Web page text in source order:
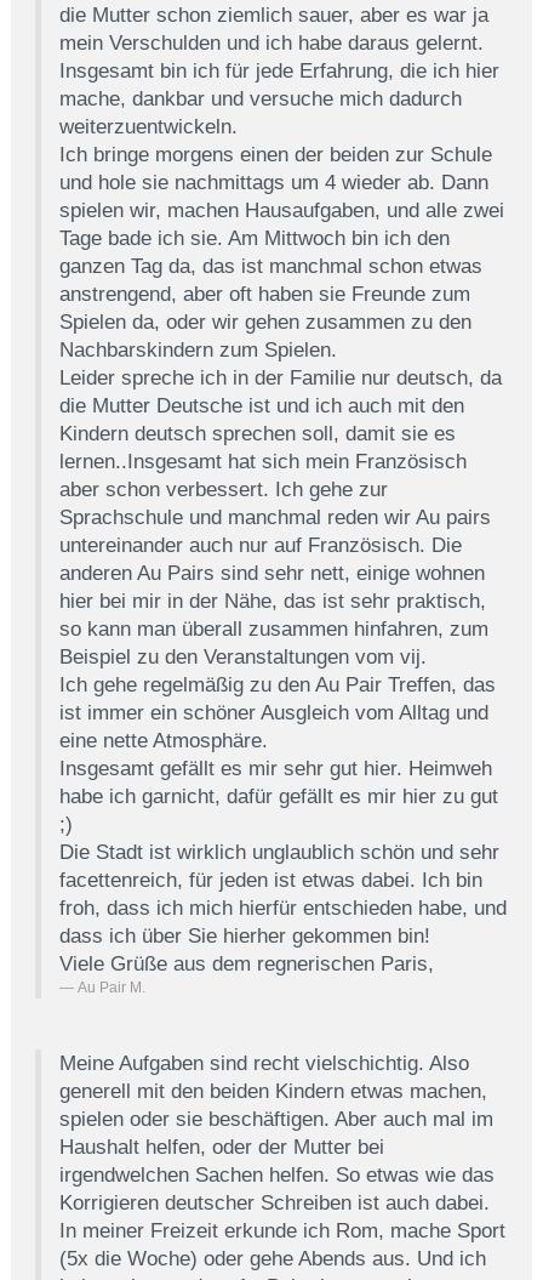
die Mutter schon ziemlich sauer, aber es war ja
mein Verschulden und ich habe daraus gelernt.
Insgesamt bin ich für jede Erfahrung, die ich hier
mache, dankbar und versuche mich dadurch
weiterzuentwickeln.
Ich bringe morgens einen der beiden zur Schule
und hole sie nachmittags um 4 wieder ab. Dann
spielen wir, machen Hausaufgaben, und alle zwei
Tage bade ich sie. Am Mittwoch bin ich den
ganzen Tag da, das ist manchmal schon etwas
anstrengend, aber oft haben sie Freunde zum
Spielen da, oder wir gehen zusammen zu den
Nachbarskindern zum Spielen.
Leider spreche ich in der Familie nur deutsch, da
die Mutter Deutsche ist und ich auch mit den
Kindern deutsch sprechen soll, damit sie es
lernen..Insgesamt hat sich mein Französisch
aber schon verbessert. Ich gehe zur
Sprachschule und manchmal reden wir Au pairs
untereinander auch nur auf Französisch. Die
anderen Au Pairs sind sehr nett, einige wohnen
hier bei mir in der Nähe, das ist sehr praktisch,
so kann man überall zusammen hinfahren, zum
Beispiel zu den Veranstaltungen vom vij.
Ich gehe regelmäßig zu den Au Pair Treffen, das
ist immer ein schöner Ausgleich vom Alltag und
eine nette Atmosphäre.
Insgesamt gefällt es mir sehr gut hier. Heimweh
habe ich garnicht, dafür gefällt es mir hier zu gut
;)
Die Stadt ist wirklich unglaublich schön und sehr
facettenreich, für jeden ist etwas dabei. Ich bin
froh, dass ich mich hierfür entschieden habe, und
dass ich über Sie hierher gekommen bin!
Viele Grüße aus dem regnerischen Paris,
Au Pair M.
Meine Aufgaben sind recht vielschichtig. Also
generell mit den beiden Kindern etwas machen,
spielen oder sie beschäftigen. Aber auch mal im
Haushalt helfen, oder der Mutter bei
irgendwelchen Sachen helfen. So etwas wie das
Korrigieren deutscher Schreiben ist auch dabei.
In meiner Freizeit erkunde ich Rom, mache Sport
(5x die Woche) oder gehe Abends aus. Und ich